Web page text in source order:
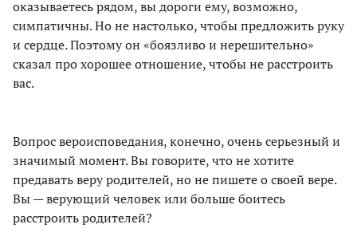
оказываетесь рядом, вы дороги ему, возможно,
симпатичны. Но не настолько, чтобы предложить руку
и сердце. Поэтому он «боязливо и нерешительно»
сказал про хорошее отношение, чтобы не расстроить
вас.
Вопрос вероисповедания, конечно, очень серьезный и
значимый момент. Вы говорите, что не хотите
предавать веру родителей, но не пишете о своей вере.
Вы — верующий человек или больше боитесь
расстроить родителей?